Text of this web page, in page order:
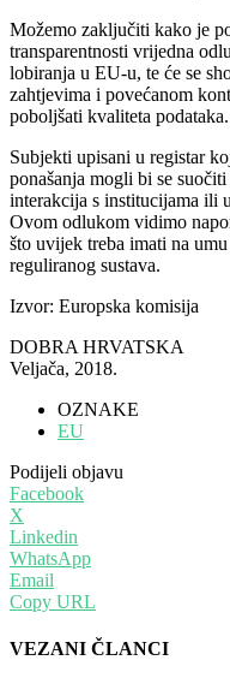
Možemo zaključiti kako je
transparentnosti vrijedna
lobiranja u EU-u, te će se
zahtjevima i povećanom
poboljšati kvaliteta podataka.
Subjekti upisani u registar
ponašanja mogli bi se
interakcija s institucijama ili
Ovom odlukom vidimo
što uvijek treba imati na
reguliranog sustava.
Izvor: Europska komisija
DOBRA HRVATSKA
Veljača, 2018.
OZNAKE
EU
Podijeli objavu
Facebook
X
Linkedin
WhatsApp
Email
Copy URL
VEZANI ČLANCI